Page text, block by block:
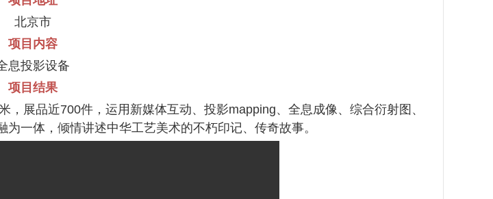
北京市
项目内容
息投影设备
项目结果
展品近700件，运用新媒体互动、投影mapping、全息成像、综合衍射图、
一体，倾情讲述中华工艺美术的不朽印记、传奇故事。